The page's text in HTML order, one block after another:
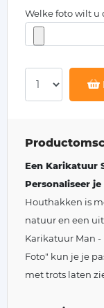
Welke foto wilt u
Een Karikatuur
Personaliseer
Houthakken is
natuur en een
Karikatuur Man
Foto" kun je je
met trots laten